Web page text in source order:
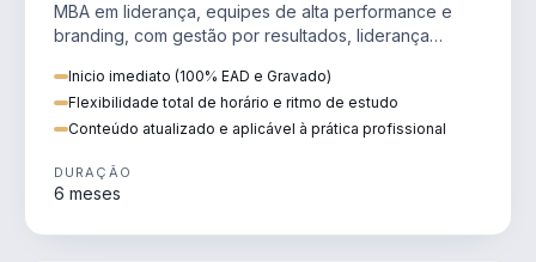
MBA em liderança, equipes de alta performance e
branding, com gestão por resultados, liderança
Inicio imediato (100% EAD e Gravado)
Flexibilidade total de horário e ritmo de estudo
Conteúdo atualizado e aplicável à prática profissional
DURAÇÃO
6 meses